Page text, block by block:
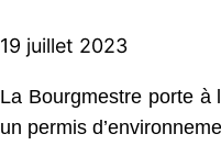
19 juillet 2023
La Bourgmestre porte à
un permis